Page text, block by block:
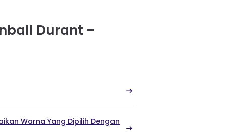
Durant –
Warna Yang Dipilih Dengan